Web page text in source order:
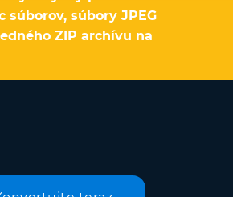
súborov, súbory JPEG
ZIP archívu na